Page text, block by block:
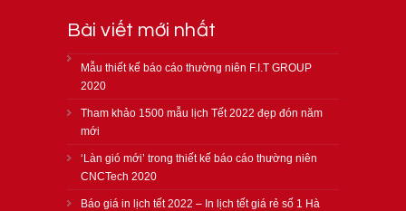
Bài viết mới nhất
Mẫu thiết kế báo cáo thường niên F.I.T GROUP
2020
Tham khảo 1500 mẫu lịch Tết 2022 đẹp đón năm
mới
‘Làn gió mới’ trong thiết kế báo cáo thường niên
CNCTech 2020
Báo giá in lịch tết 2022 – In lịch tết giá rẻ số 1 Hà